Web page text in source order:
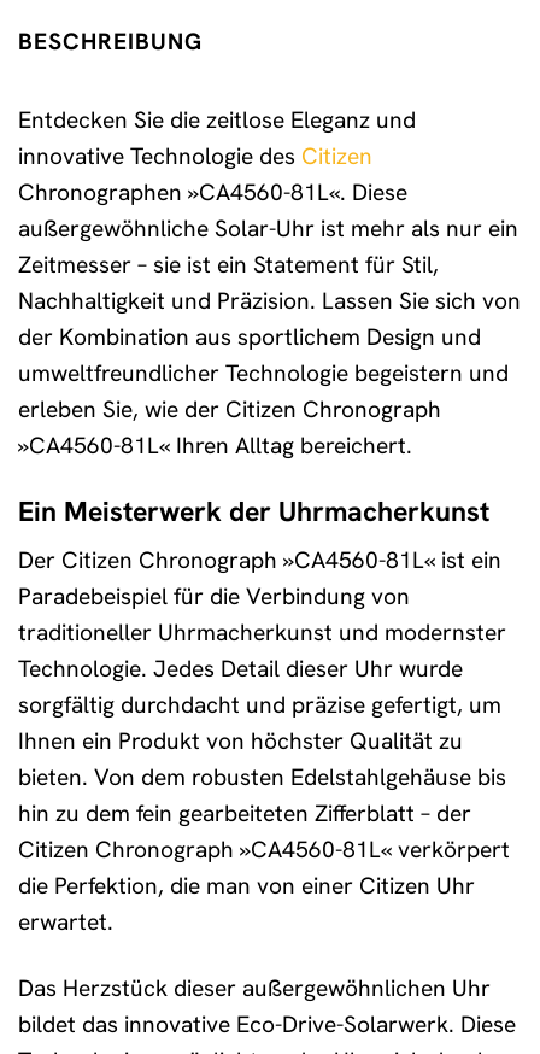
BESCHREIBUNG
Entdecken Sie die zeitlose Eleganz und
innovative Technologie des Citizen
Chronographen »CA4560-81L«. Diese
außergewöhnliche Solar-Uhr ist mehr als nur ein
Zeitmesser – sie ist ein Statement für Stil,
Nachhaltigkeit und Präzision. Lassen Sie sich von
der Kombination aus sportlichem Design und
umweltfreundlicher Technologie begeistern und
erleben Sie, wie der Citizen Chronograph
»CA4560-81L« Ihren Alltag bereichert.
Ein Meisterwerk der Uhrmacherkunst
Der Citizen Chronograph »CA4560-81L« ist ein
Paradebeispiel für die Verbindung von
traditioneller Uhrmacherkunst und modernster
Technologie. Jedes Detail dieser Uhr wurde
sorgfältig durchdacht und präzise gefertigt, um
Ihnen ein Produkt von höchster Qualität zu
bieten. Von dem robusten Edelstahlgehäuse bis
hin zu dem fein gearbeiteten Zifferblatt – der
Citizen Chronograph »CA4560-81L« verkörpert
die Perfektion, die man von einer Citizen Uhr
erwartet.
Das Herzstück dieser außergewöhnlichen Uhr
bildet das innovative Eco-Drive-Solarwerk. Diese